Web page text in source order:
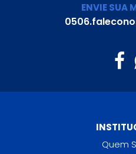
ENVIE SUA
Quem